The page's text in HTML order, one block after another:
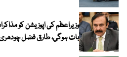
وزیراعظم کی اپوزیشن کو
بات ہوگی، طارق فضل